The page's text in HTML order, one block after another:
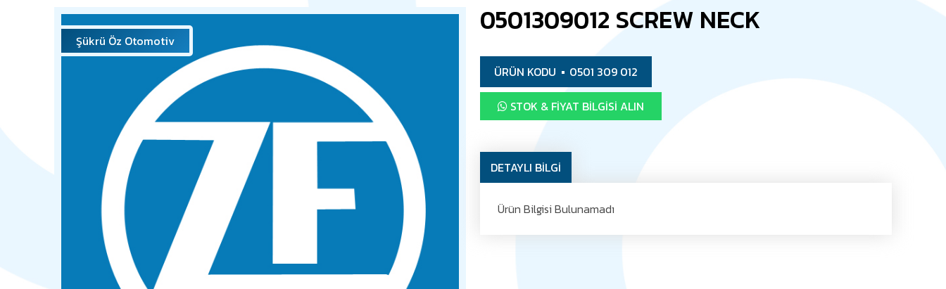
Şükrü Öz Otomotiv
0501309012 SCREW NECK
ÜRÜN KODU 0501 309 012
STOK & FIYAT BILGISI ALIN
DETAYLI BİLGİ
Ürün Bilgisi Bulunamadı